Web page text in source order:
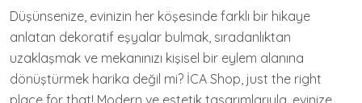
Düşünsenize, evinizin her köşesinde farklı bir hikaye
anlatan dekoratif eşyalar bulmak, sıradanlıktan
uzaklaşmak ve mekanınızı kişisel bir eylem alanına
dönüştürmek harika değil mi? İCA Shop, just the right
place for that! Modern ve estetik tasarımlarıyla, evinize